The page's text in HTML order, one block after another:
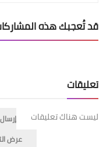
قد تُعجبك هذه
تعليقات
ليست هناك تعليقات
عرض